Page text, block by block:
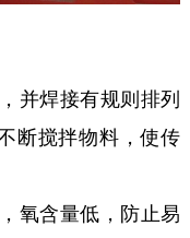
焊接有规则排列
断搅拌物料，使传
氧含量低，防止易